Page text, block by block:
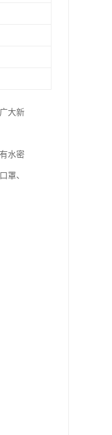
大新
水密
罩、